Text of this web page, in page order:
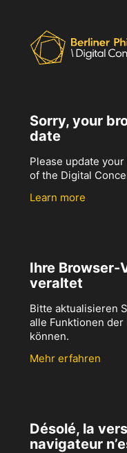
Sorry, your
date
Please update
of the Digital
Learn more
Ihre Browser-
veraltet
Bitte aktualisieren
alle Funktionen
können.
Mehr erfahren
Désolé, la
navigateur